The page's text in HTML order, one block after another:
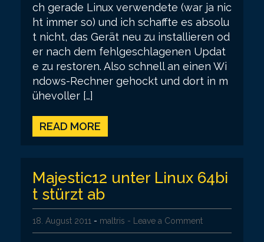
ch gerade Linux verwendete (war ja nic
ht immer so) und ich schaffte es absolu
t nicht, das Gerät neu zu installieren od
er nach dem fehlgeschlagenen Updat
e zu restoren. Also schnell an einen Wi
ndows-Rechner gehockt und dort in m
ühevoller […]
READ MORE
Majestic12 unter Linux 64bi
t stürzt ab
18. August 2011 - maltris - Leave a Comment